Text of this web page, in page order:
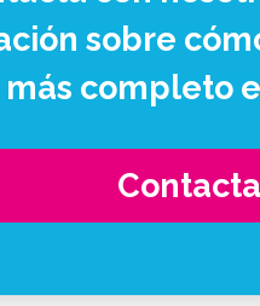
sobre
más completo